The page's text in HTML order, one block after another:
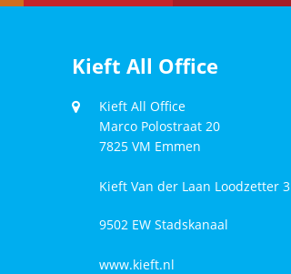
Kieft All Office
Kieft All Office
Marco Polostraat 20
7825 VM Emmen
Kieft Van der Laan Loodzetter 3
9502 EW Stadskanaal
www.kieft.nl